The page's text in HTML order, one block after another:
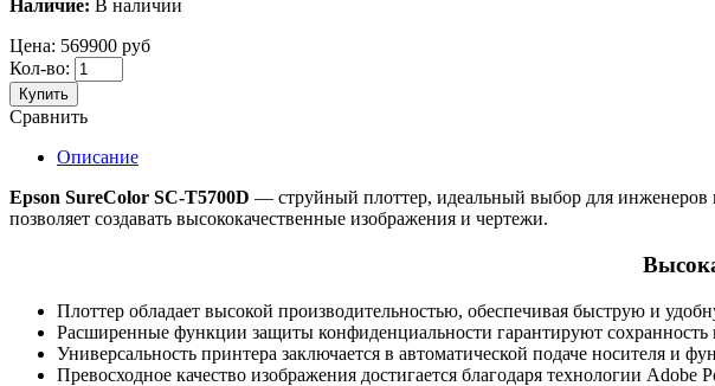
Наличие: В наличии
Цена: 569900 руб
Кол-во:
Купить
Сравнить
Описание
Epson SureColor SC-T5700D — струйный плоттер, идеальный выбор для
позволяет создавать высококачественные изображения и чертежи.
Плоттер обладает высокой производительностью, обеспечивая быструю и
Расширенные функции защиты конфиденциальности гарантируют
Универсальность принтера заключается в автоматической подаче носителя и
Превосходное качество изображения достигается благодаря технологии